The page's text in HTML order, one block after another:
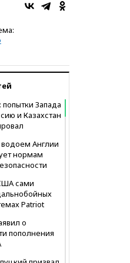
Запада
и Казахстан
Англии
нормам
сами
Patriot
о
пополнения